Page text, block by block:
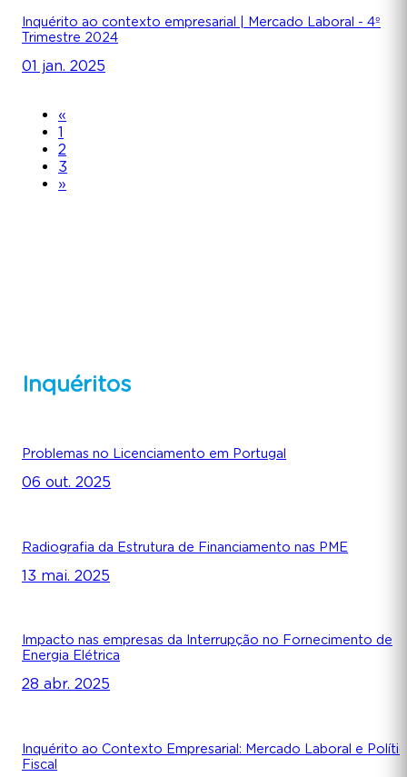
Inquérito ao contexto empresarial | Mercado Laboral - 4º
Trimestre 2024
01 jan. 2025
«
1
2
3
»
Inquéritos
Problemas no Licenciamento em Portugal
06 out. 2025
Radiografia da Estrutura de Financiamento nas PME
13 mai. 2025
Impacto nas empresas da Interrupção no Fornecimento de
Energia Elétrica
28 abr. 2025
Inquérito ao Contexto Empresarial: Mercado Laboral e
Fiscal